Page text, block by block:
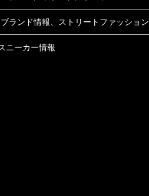
ランド情報、ストリートファッション
ニーカー情報